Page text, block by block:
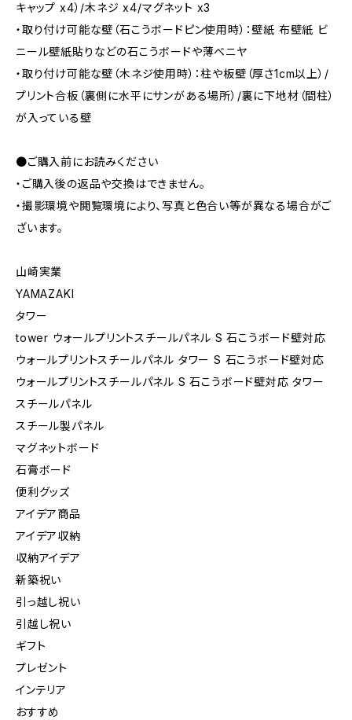
キャップ x4）/木ネジ x4/マグネット x3
・取り付け可能な壁（石こうボードピン使用時）：壁紙 布壁紙 ビ
ニール壁紙貼りなどの石こうボードや薄ベニヤ
・取り付け可能な壁（木ネジ使用時）：柱や板壁（厚さ1cm以上）/
プリント合板（裏側に水平にサンがある場所）/裏に下地材（間柱）
が入っている壁
●ご購入前にお読みください
・ご購入後の返品や交換はできません。
・撮影環境や閲覧環境により、写真と色合い等が異なる場合がご
ざいます。
山崎実業
YAMAZAKI
タワー
tower ウォールプリントスチールパネル S 石こうボード壁対応
ウォールプリントスチールパネル タワー S 石こうボード壁対応
ウォールプリントスチールパネル S 石こうボード壁対応 タワー
スチールパネル
スチール製パネル
マグネットボード
石膏ボード
便利グッズ
アイデア商品
アイデア収納
収納アイデア
新築祝い
引っ越し祝い
引越し祝い
ギフト
プレゼント
インテリア
おすすめ